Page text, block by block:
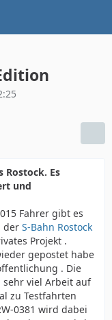
Rostock. Es
und
Fahrer gibt es
der S-Bahn Rostock
Projekt .
gepostet habe
. Die
viel Arbeit auf
zu Testfahrten
0381 wird dabei